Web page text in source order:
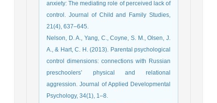
anxiety: The mediating role of perceived lack of
control. Journal of Child and Family Studies,
21(4), 637–645.
Nelson, D. A., Yang, C., Coyne, S. M., Olsen, J.
A., & Hart, C. H. (2013). Parental psychological
control dimensions: connections with Russian
preschoolers’ physical and relational
aggression. Journal of Applied Developmental
Psychology, 34(1), 1–8.